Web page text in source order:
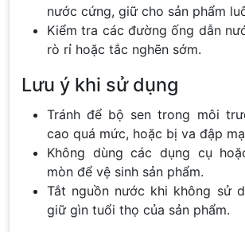
nước cứng, giữ cho sản phẩm
Kiểm tra các đường ống dẫn
rò rỉ hoặc tắc nghẽn sớm.
Lưu ý khi sử dụng
Tránh để bộ sen trong môi
cao quá mức, hoặc bị va đập
Không dùng các dụng cụ
mòn để vệ sinh sản phẩm.
Tắt nguồn nước khi không sử
giữ gìn tuổi thọ của sản phẩm.